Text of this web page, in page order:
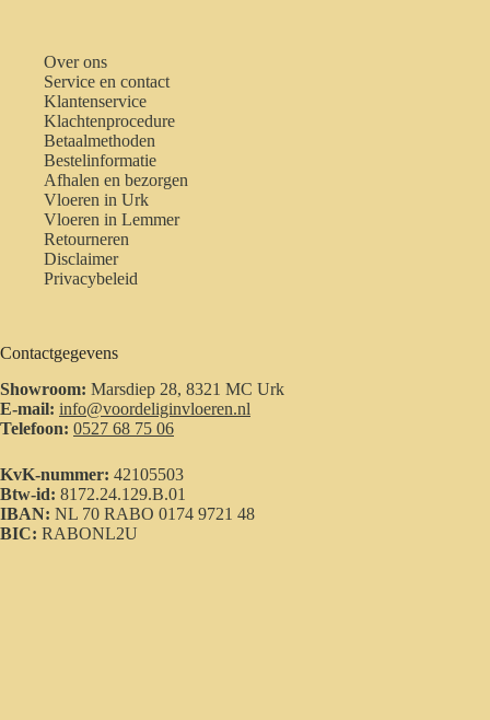
Over ons
Service en contact
Klantenservice
Klachtenprocedure
Betaalmethoden
Bestelinformatie
Afhalen en bezorgen
Vloeren in Urk
Vloeren in Lemmer
Retourneren
Disclaimer
Privacybeleid
Contactgegevens
Showroom: Marsdiep 28, 8321 MC Urk
E-mail: info@voordeliginvloeren.nl
Telefoon: 0527 68 75 06
KvK-nummer: 42105503
Btw-id: 8172.24.129.B.01
IBAN: NL 70 RABO 0174 9721 48
BIC: RABONL2U